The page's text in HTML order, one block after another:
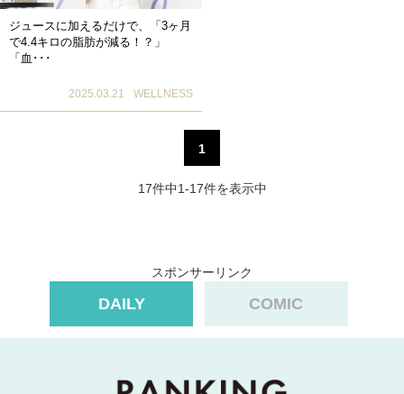
ジュースに加えるだけで、「3ヶ月
で4.4キロの脂肪が減る！？」
「血･･･
2025.03.21 WELLNESS
1
17件中1-17件を表示中
スポンサーリンク
DAILY COMIC